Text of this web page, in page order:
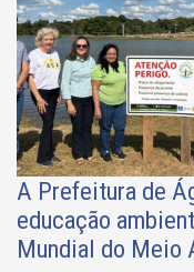
A Prefeitura de
educação
Mundial do Meio